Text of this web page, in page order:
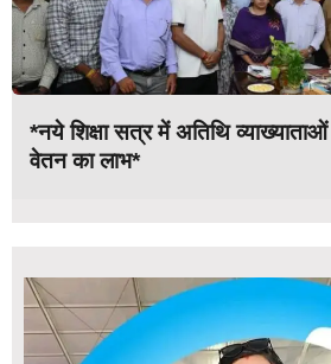
*नये शिक्षा सत्र में अतिथि
वेतन का लाभ*